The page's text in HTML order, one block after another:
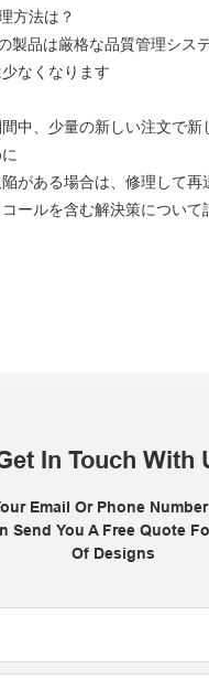
方法は？
製品は厳格な品質管理シス
なくなります
中、少量の新しい注文で新
がある場合は、修理して再
ールを含む解決策について
In Touch With
Email Or Phone
Send You A Free Quote
Of Designs